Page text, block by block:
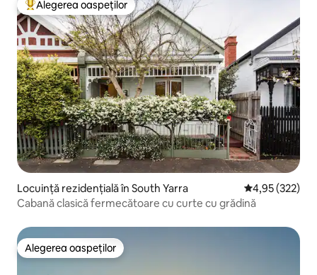
Locuință din topul categoriei Alegerea oaspeților
Alegerea oaspeților
Locuință rezidențială în South Yarra Scor mediu de
4,95 (322)
Cabană clasică fermecătoare cu curte cu grădină
Alegerea oaspeților
Alegerea oaspeților